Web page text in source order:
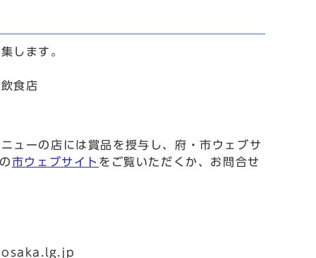
集します。
食店
ューの店には賞品を授与し、府・市ウェブサ
市ウェブサイト をご覧いただくか、お問合せ